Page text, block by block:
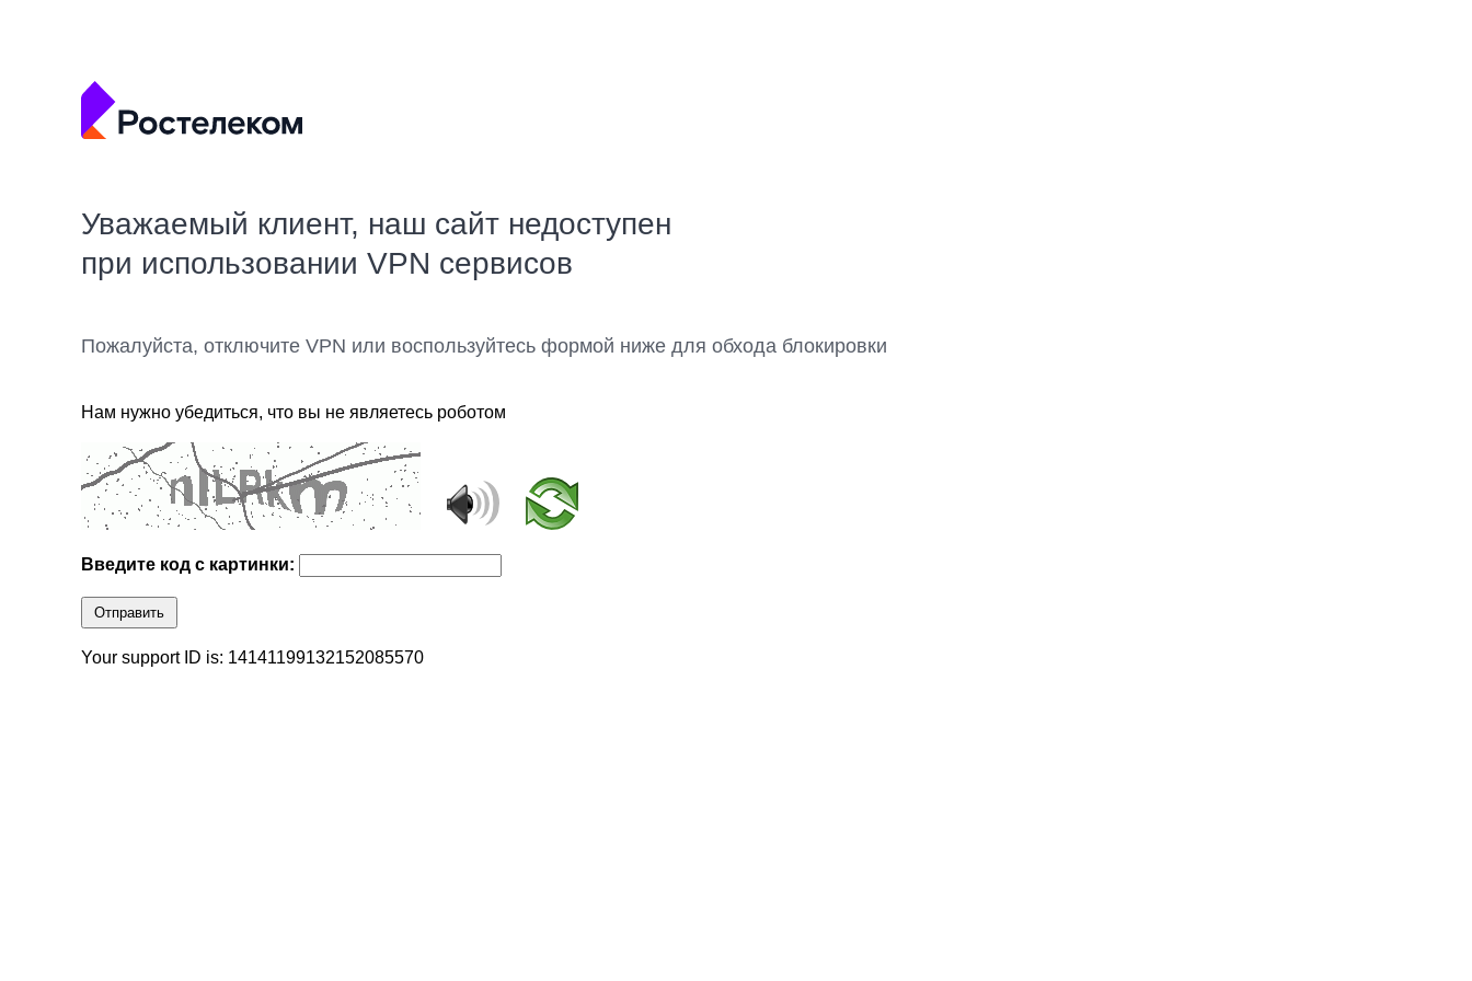
Уважаемый клиент, наш сайт недоступен
при использовании VPN сервисов
Пожалуйста, отключите VPN или воспользуйтесь формой ниже для обхода блокировки
Нам нужно убедиться, что вы не являетесь роботом
Введите код с картинки:
Отправить
Your support ID is: 14141199132152085570